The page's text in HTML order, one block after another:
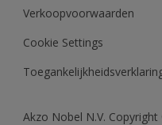
Verkoopvoorwaarden
Cookie Settings
Akzo Nobel N.V.